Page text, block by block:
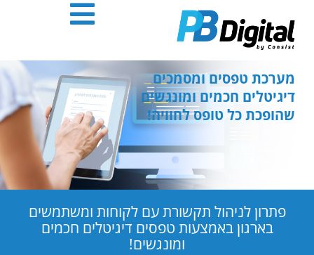
אנטר
מערכת טפסים ומסמכים
דיגיטלים חכמים ומונגשים
שהופכת כל טופס לחוויה!
פתרון לניהול תקשורת עם לקוחות ומשתמשים
בארגון באמצעות טפסים דיגיטלים חכמים
ומונגשים!